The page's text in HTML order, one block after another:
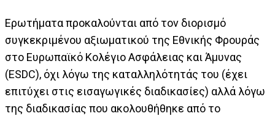
Ερωτήματα προκαλούνται από τον διορισμό
συγκεκριμένου αξιωματικού της Εθνικής Φρουράς
στο Ευρωπαϊκό Κολέγιο Ασφάλειας και Άμυνας
(ESDC), όχι λόγω της καταλληλότητάς του (έχει
επιτύχει στις εισαγωγικές διαδικασίες) αλλά λόγω
της διαδικασίας που ακολουθήθηκε από το